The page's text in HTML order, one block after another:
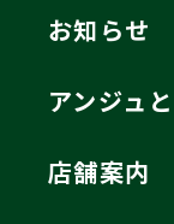
お知らせ
アンジュ
店舗案内